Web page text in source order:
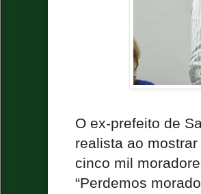
O ex-prefeito de
realista ao
cinco mil
“Perdemos